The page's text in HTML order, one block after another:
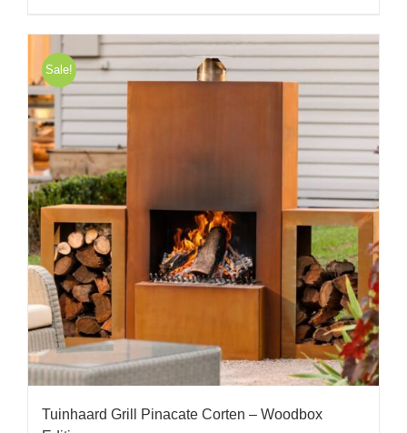
Sale!
Tuinhaard Grill Pinacate Corten – Woodbox